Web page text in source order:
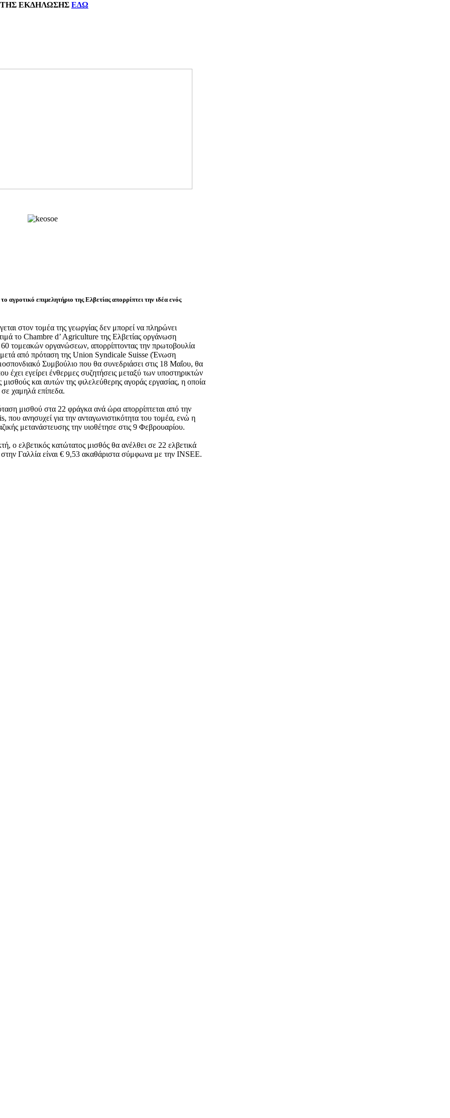
ΕΚΔΗΛΩΣΗΣ ΕΔΩ
αγροτικό επιμελητήριο της Ελβετίας απορρίπτει την ιδέα ενός
στον τομέα της γεωργίας δεν μπορεί να πληρώνει
το Chambre d’ Agriculture της Ελβετίας οργάνωση
τομεακών οργανώσεων, απορρίπτοντας την πρωτοβουλία
από πρόταση της Union Syndicale Suisse (Ένωση
Συμβούλιο που θα συνεδριάσει στις 18 Μαΐου, θα
έχει εγείρει ένθερμες συζητήσεις μεταξύ των υποστηρικτών
μισθούς και αυτών της φιλελεύθερης αγοράς εργασίας, η οποία
χαμηλά επίπεδα.
μισθού στα 22 φράγκα ανά ώρα απορρίπτεται από την
που ανησυχεί για την ανταγωνιστικότητα του τομέα, ενώ η
μετανάστευσης την υιοθέτησε στις 9 Φεβρουαρίου.
ο ελβετικός κατώτατος μισθός θα ανέλθει σε 22 ελβετικά
Γαλλία είναι € 9,53 ακαθάριστα σύμφωνα με την INSEE.